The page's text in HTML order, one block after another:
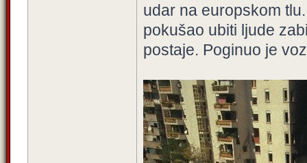
udar na europskom
pokušao ubiti ljude
postaje. Poginuo je